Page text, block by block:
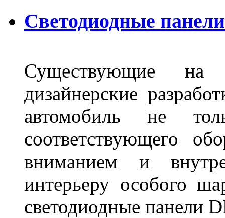
Светодиодные
Существующие
дизайнерские
автомобиль не
соответствующего
вниманием и
интерьеру особого
светодиодные панели